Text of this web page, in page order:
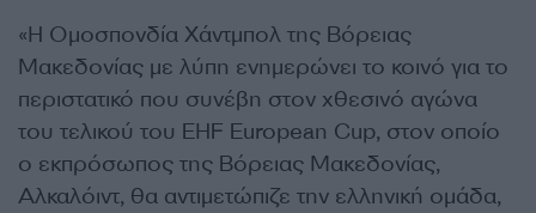
«Η Ομοσπονδία Χάντμπολ της Βόρειας
Μακεδονίας με λύπη ενημερώνει το κοινό για το
περιστατικό που συνέβη στον χθεσινό αγώνα
του τελικού του EHF European Cup, στον οποίο
ο εκπρόσωπος της Βόρειας Μακεδονίας,
Αλκαλόιντ, θα αντιμετώπιζε την ελληνική ομάδα,